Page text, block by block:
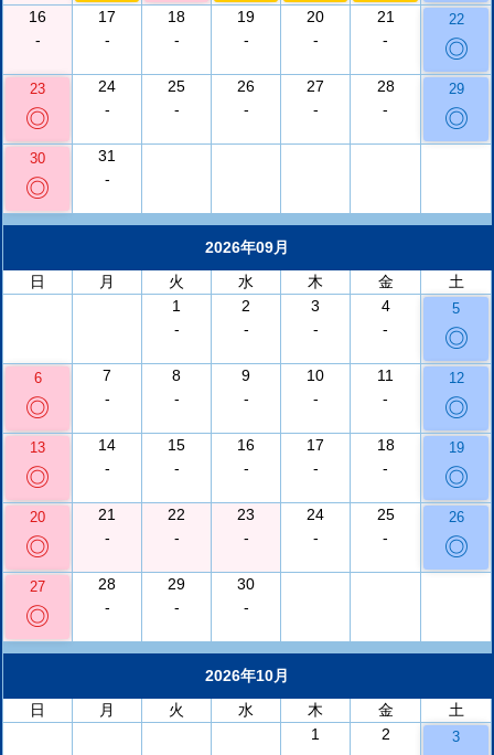
16
-
17
-
18
-
19
-
20
-
21
-
22
◎
23
◎
24
-
25
-
26
-
27
-
28
-
29
◎
30
◎
31
-
2026年09月
日
月 火 水 木 金
土
1
-
2
-
3
-
4
-
5
◎
6
◎
7
-
8
-
9
-
10
-
11
-
12
◎
13
◎
14
-
15
-
16
-
17
-
18
-
19
◎
20
◎
21
-
22
-
23
-
24
-
25
-
26
◎
27
◎
28
-
29
-
30
-
2026年10月
日
月 火 水 木 金
土
1
2
3